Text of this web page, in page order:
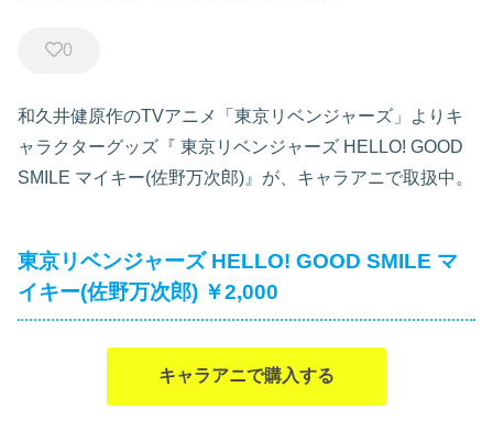
0
和久井健原作のTVアニメ「東京リベンジャーズ」よりキ
ャラクターグッズ『 東京リベンジャーズ HELLO! GOOD
SMILE マイキー(佐野万次郎)』が、キャラアニで取扱中。
東京リベンジャーズ HELLO! GOOD SMILE マ
イキー(佐野万次郎) ￥2,000
キャラアニで購入する